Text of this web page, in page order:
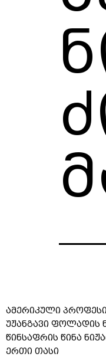
ამერიკული
უჟანგავი ფოლადის
წინსაფრის წინა
ერთი თასი